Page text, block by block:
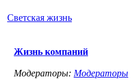
Светская жизнь
Жизнь компаний
Модераторы: Модераторы